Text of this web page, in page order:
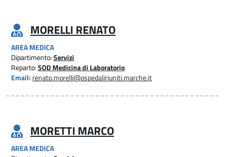
MORELLI RENATO
AREA MEDICA
Dipartimento:Servizi
Reparto:SOD Medicina di Laboratorio
Email: renato.morelli@ospedaliriuniti.marche.it
MORETTI MARCO
AREA MEDICA